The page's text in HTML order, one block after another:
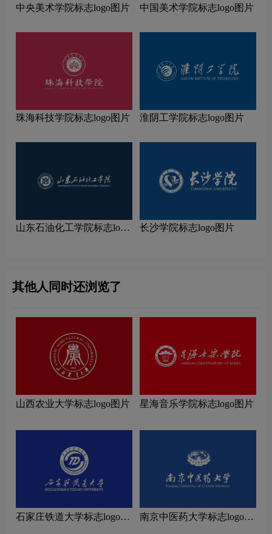
中央美术学院标志logo图片 中国美术学院标志logo图片
珠海科技学院标志logo图片 淮阴工学院标志logo图片
山东石油化工学院标志logo
长沙学院标志logo图片
其他人同时还浏览了
山西农业大学标志logo图片 星海音乐学院标志logo图片
石家庄铁道大学标志logo图
南京中医药大学标志logo图